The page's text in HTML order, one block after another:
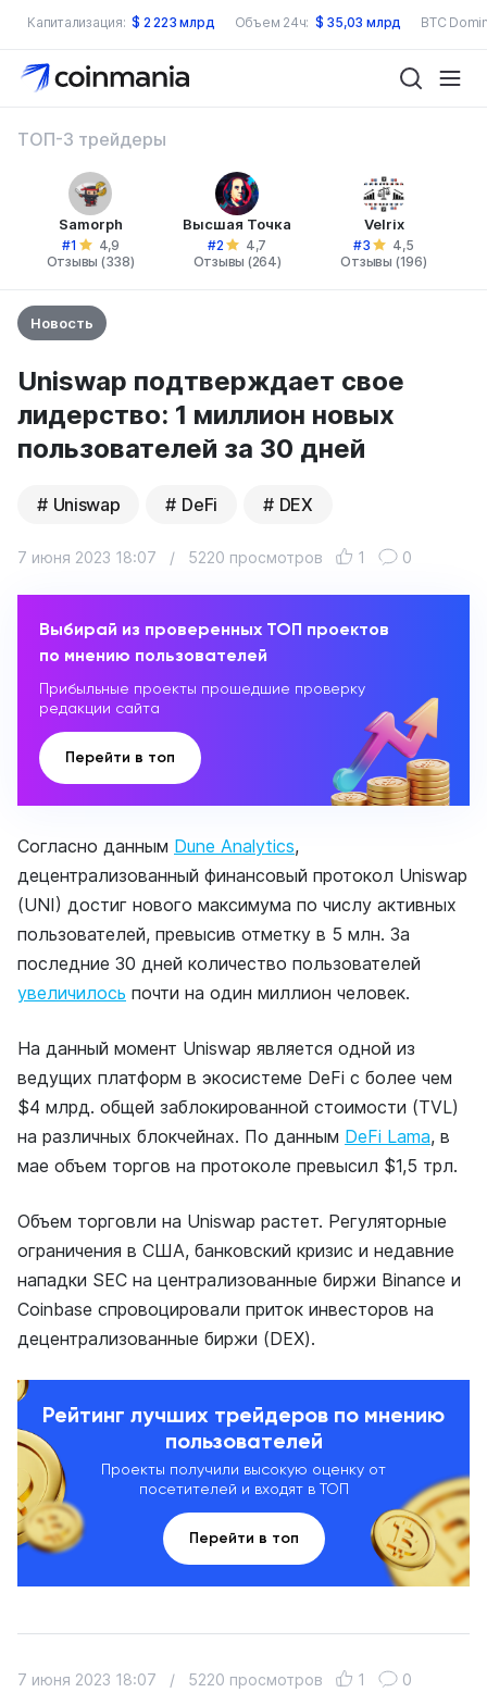
Капитализация: $ 2 223 млрд Объем 24ч: $ 35,03 млрд BTC
ТОП-3 трейдеры
Samorph
#1
4,9
Отзывы (338)
Высшая Точка
#2
4,7
Отзывы (264)
Velrix
#3
4,5
Отзывы (196)
Новость
Uniswap подтверждает свое
лидерство: 1 миллион новых
пользователей за 30 дней
Uniswap DeFi DEX
7 июня 2023 18:07 / 5220 просмотров 1 0
Выбирай из проверенных ТОП проектов
по мнению пользователей
Прибыльные проекты прошедшие проверку
редакции сайта
Перейти в топ
Согласно данным Dune Analytics,
децентрализованный финансовый протокол Uniswap
(UNI) достиг нового максимума по числу активных
пользователей, превысив отметку в 5 млн. За
последние 30 дней количество пользователей
увеличилось почти на один миллион человек.
На данный момент Uniswap является одной из
ведущих платформ в экосистеме DeFi с более чем
$4 млрд. общей заблокированной стоимости (TVL)
на различных блокчейнах. По данным DeFi Lama, в
мае объем торгов на протоколе превысил $1,5 трл.
Объем торговли на Uniswap растет. Регуляторные
ограничения в США, банковский кризис и недавние
нападки SEC на централизованные биржи Binance и
Coinbase спровоцировали приток инвесторов на
децентрализованные биржи (DEX).
Рейтинг лучших трейдеров по мнению
пользователей
Проекты получили высокую оценку от
посетителей и входят в ТОП
Перейти в топ
7 июня 2023 18:07 / 5220 просмотров 1 0